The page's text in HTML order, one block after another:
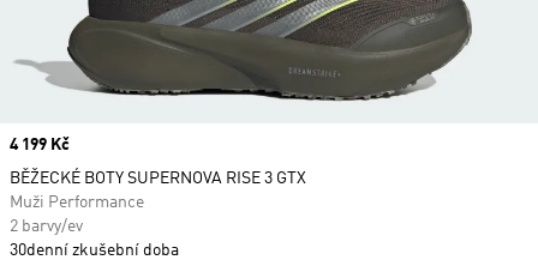
Price
4 199 Kč
BĚŽECKÉ BOTY SUPERNOVA RISE 3 GTX
Muži Performance
2 barvy/ev
30denní zkušební doba